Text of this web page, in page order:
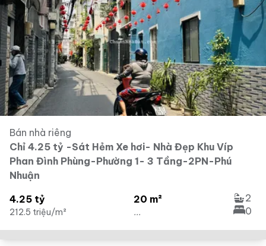
Bán nhà riêng
Chỉ 4.25 tỷ -Sát Hẻm Xe hơi- Nhà Đẹp Khu Víp
Phan Đình Phùng-Phường 1- 3 Tầng-2PN-Phú
Nhuận
4.25 tỷ
212.5 triệu/m²
20 m²
...
2
0